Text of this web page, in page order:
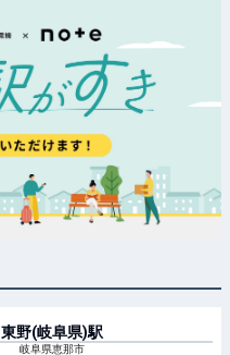
東野(岐阜県)駅
岐阜県恵那市